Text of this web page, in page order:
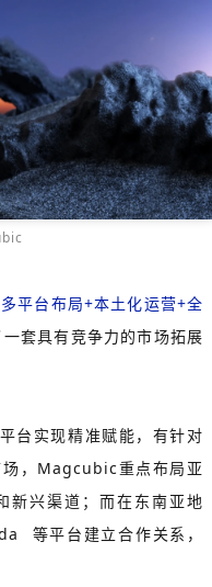
平台布局+本土化运营+全
套具有竞争力的市场拓展
台实现精准赋能，有针对
，Magcubic重点布局亚
新兴渠道；而在东南亚地
等平台建立合作关系，